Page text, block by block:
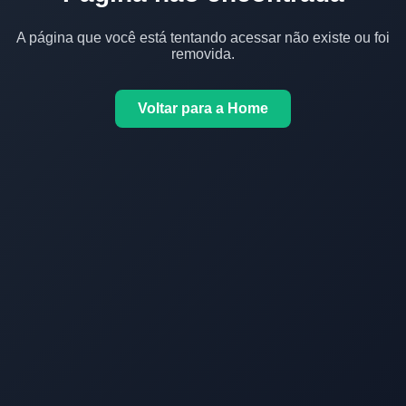
A página que você está tentando acessar não existe ou foi
removida.
Voltar para a Home